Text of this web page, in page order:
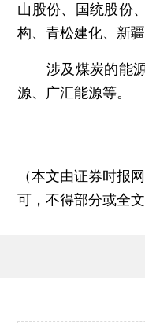
山股份、国统股份
构、青松建化、新
涉及煤炭的能源
源、广汇能源等。
（本文由证券时报
可，不得部分或全文